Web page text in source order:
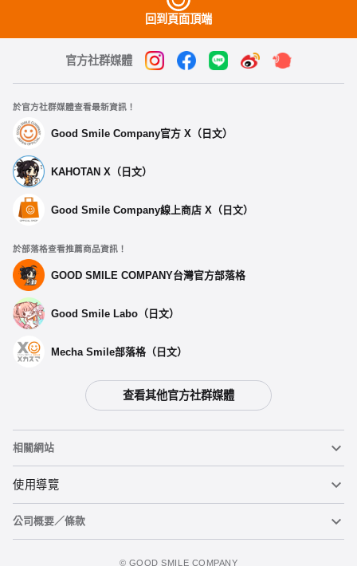
回到頁面頂端
官方社群媒體
於官方社群媒體查看最新資訊！
Good Smile Company官方 X（日文）
KAHOTAN X（日文）
Good Smile Company線上商店 X（日文）
於部落格查看推薦商品資訊！
GOOD SMILE COMPANY台灣官方部落格
Good Smile Labo（日文）
Mecha Smile部落格（日文）
查看其他官方社群媒體
相關網站
黏土人
黏土人臉部製造機（英文）
使用導覽
重要公告
公司概要／條款
©️ GOOD SMILE COMPANY